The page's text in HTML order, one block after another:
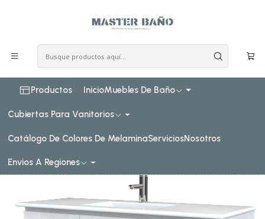
Productos InicioMuebles De Baño
Cubiertas Para Vanitorios
Catálogo De Colores De MelaminaServiciosNosotros
Envios A Regiones
Muebles vanitorios al piso simple de loza 120 cm
Mueble vanitorio al piso de 120 cm con cubierta de loza
M2-1201 / Legno